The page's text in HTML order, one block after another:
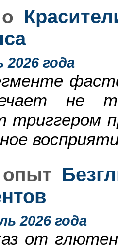
2026 года
не
триггером
2026 года
от